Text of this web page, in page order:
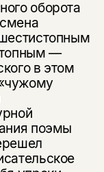
оборота
—
в этом
поэмы